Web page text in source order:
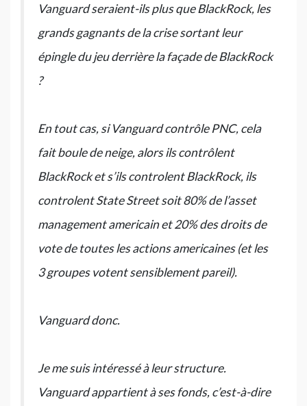
Vanguard seraient-ils plus que BlackRock, les
grands gagnants de la crise sortant leur
épingle du jeu derrière la façade de BlackRock
?
En tout cas, si Vanguard contrôle PNC, cela
fait boule de neige, alors ils contrôlent
BlackRock et s’ils controlent BlackRock, ils
controlent State Street soit 80% de l’asset
management americain et 20% des droits de
vote de toutes les actions americaines (et les
3 groupes votent sensiblement pareil).
Vanguard donc.
Je me suis intéressé à leur structure.
Vanguard appartient à ses fonds, c’est-à-dire